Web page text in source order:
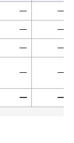
ー
ー
ー
ー
ー
ー
ー
ー
ー ー